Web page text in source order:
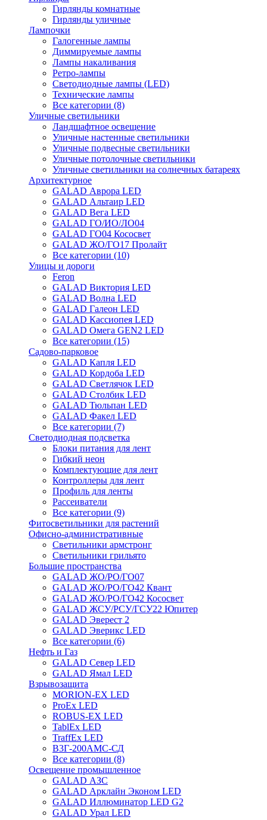
Гирлянды комнатные
Гирлянды уличные
Лампочки
Галогенные лампы
Диммируемые лампы
Лампы накаливания
Ретро-лампы
Светодиодные лампы (LED)
Технические лампы
Все категории (8)
Уличные светильники
Ландшафтное освещение
Уличные настенные светильники
Уличные подвесные светильники
Уличные потолочные светильники
Уличные светильники на солнечных батареях
Архитектурное
GALAD Аврора LED
GALAD Альтаир LED
GALAD Вега LED
GALAD ГО/ИО/ЛО04
GALAD ГО04 Кососвет
GALAD ЖО/ГО17 Пролайт
Все категории (10)
Улицы и дороги
Feron
GALAD Виктория LED
GALAD Волна LED
GALAD Галеон LED
GALAD Кассиопея LED
GALAD Омега GEN2 LED
Все категории (15)
Садово-парковое
GALAD Капля LED
GALAD Кордоба LED
GALAD Светлячок LED
GALAD Столбик LED
GALAD Тюльпан LED
GALAD Факел LED
Все категории (7)
Светодиодная подсветка
Блоки питания для лент
Гибкий неон
Комплектующие для лент
Контроллеры для лент
Профиль для ленты
Рассеиватели
Все категории (9)
Фитосветильники для растений
Офисно-административные
Светильники армстронг
Светильники грильято
Большие пространства
GALAD ЖО/РО/ГО07
GALAD ЖО/РО/ГО42 Квант
GALAD ЖО/РО/ГО42 Кососвет
GALAD ЖСУ/РСУ/ГСУ22 Юпитер
GALAD Эверест 2
GALAD Эверикс LED
Все категории (6)
Нефть и Газ
GALAD Север LED
GALAD Ямал LED
Взрывозащита
MORION-EX LED
ProEx LED
ROBUS-EX LED
TablEx LED
TraffEx LED
В3Г-200АМС-СД
Все категории (8)
Освещение промышленное
GALAD АЗС
GALAD Арклайн Эконом LED
GALAD Иллюминатор LED G2
GALAD Урал LED